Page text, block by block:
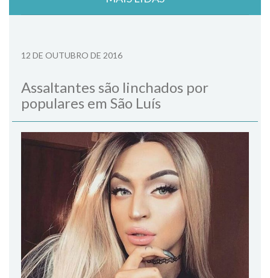
12 DE OUTUBRO DE 2016
Assaltantes são linchados por
populares em São Luís